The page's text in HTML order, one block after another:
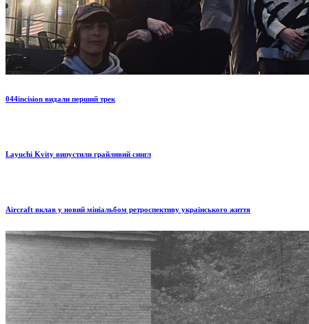
044incision видали перший трек
Layuchi Kvity випустили грайливий сингл
Aircraft вклав у новий мініальбом ретроспективу українського життя